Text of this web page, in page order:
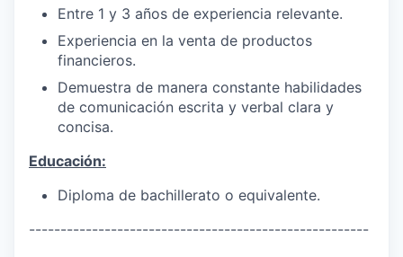
Entre 1 y 3 años de experiencia relevante.
Experiencia en la venta de productos
financieros.
Demuestra de manera constante habilidades
de comunicación escrita y verbal clara y
concisa.
Educación:
Diploma de bachillerato o equivalente.
------------------------------------------------------